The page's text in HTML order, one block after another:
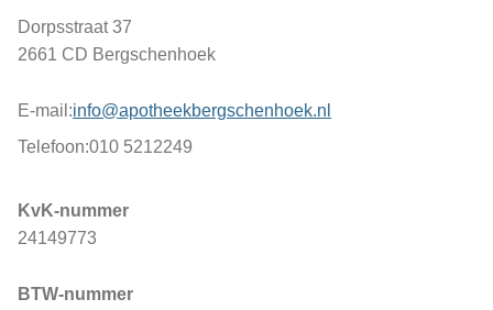
Dorpsstraat 37
2661 CD Bergschenhoek
E-mail:info@apotheekbergschenhoek.nl
Telefoon:010 5212249
KvK-nummer
24149773
BTW-nummer